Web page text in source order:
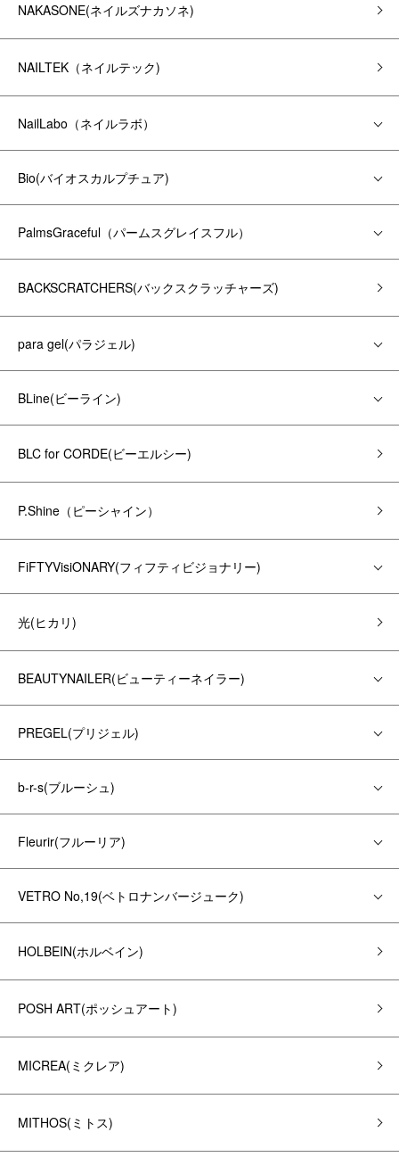
NAKASONE(ネイルズナカソネ)
NAILTEK（ネイルテック)
NailLabo（ネイルラボ）
Bio(バイオスカルプチュア)
PalmsGraceful（パームスグレイスフル）
BACKSCRATCHERS(バックスクラッチャーズ)
para gel(パラジェル)
BLine(ビーライン)
BLC for CORDE(ビーエルシー)
P.Shine（ピーシャイン）
FiFTYVisiONARY(フィフティビジョナリー)
光(ヒカリ)
BEAUTYNAILER(ビューティーネイラー)
PREGEL(プリジェル)
b-r-s(ブルーシュ)
Fleurir(フルーリア)
VETRO No,19(ベトロナンバージューク)
HOLBEIN(ホルベイン)
POSH ART(ポッシュアート)
MICREA(ミクレア)
MITHOS(ミトス)